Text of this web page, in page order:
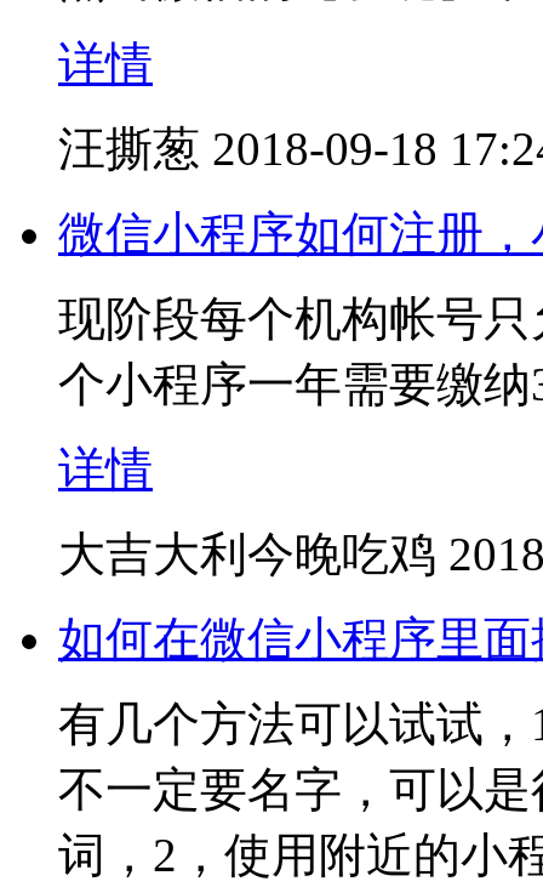
详情
汪撕葱 2018-09-18
微信小程序如何注册
现阶段每个机构帐号
个小程序一年需要缴纳
详情
大吉大利今晚吃鸡
如何在微信小程序里
有几个方法可以试试
不一定要名字，可以
词，2，使用附近的小